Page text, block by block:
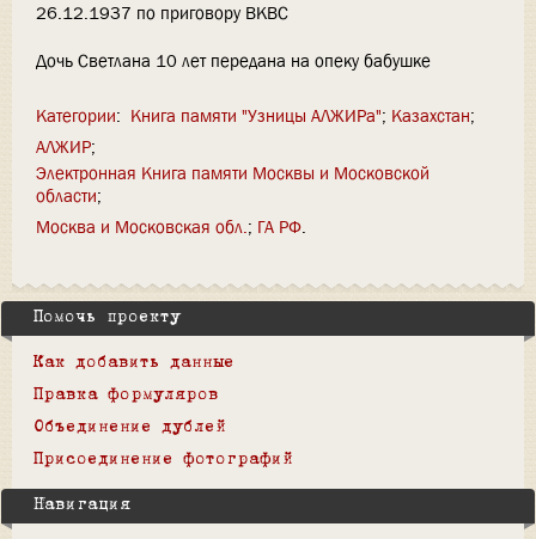
26.12.1937 по приговору ВКВС
Дочь Светлана 10 лет передана на опеку бабушке
Категории: Книга памяти "Узницы АЛЖИРа" Казахстан
АЛЖИР
Электронная Книга памяти Москвы и Московской
области
Москва и Московская обл. ГА РФ
Помочь проекту
Как добавить данные
Правка формуляров
Объединение дублей
Присоединение фотографий
Навигация